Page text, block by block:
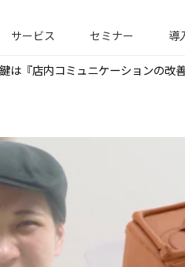
サービス セミナー 導
は『店内コミュニケーションの改